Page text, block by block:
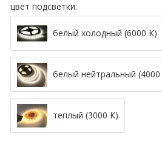
цвет подсветки:
белый холодный (6000 К)
белый нейтральный
теплый (3000 К)